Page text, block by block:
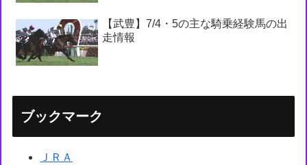
【武豊】7/4・5の主な騎乗経験馬の出
走情報
ブックマーク
ＪＲＡ